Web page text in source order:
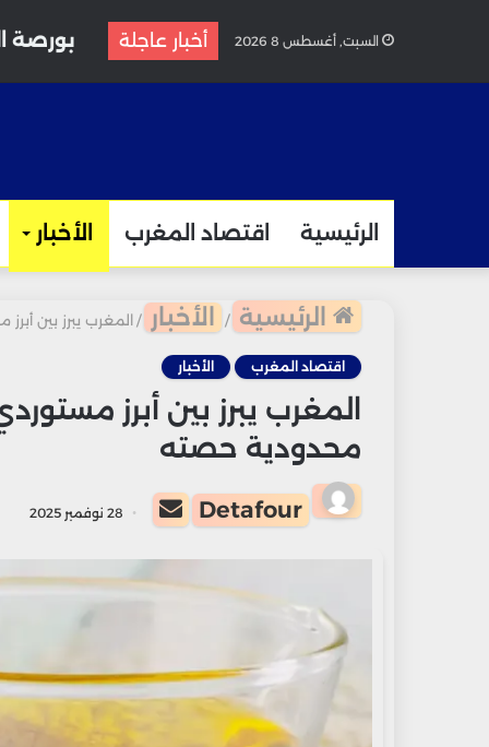
السبت, أغسطس 8 2026 أخبار عاجلة
الرئيسية اقتصاد المغرب الأخبار
الرئيسية / الأخبار / المغرب يبرز بين
اقتصاد المغرب الأخبار
المغرب يبرز بين أبرز
محدودية حصته
Detafour
أرسل
بريدا
إلكترونيا
28 نوفمبر 2025